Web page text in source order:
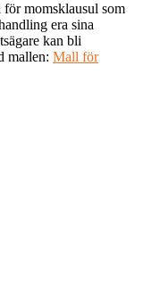
momsklausul som
era sina
kan bli
mallen: Mall för